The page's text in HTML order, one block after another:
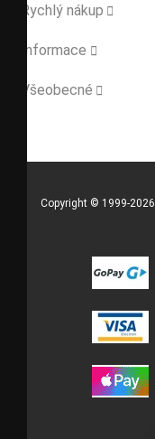
Rychlý nákup 
Informace 
Všeobecné 
Copyright © 1999-2026